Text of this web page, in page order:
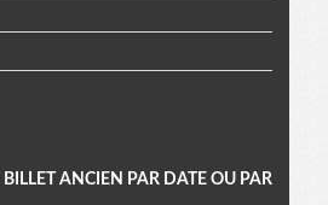
ANCIEN PAR DATE OU PAR